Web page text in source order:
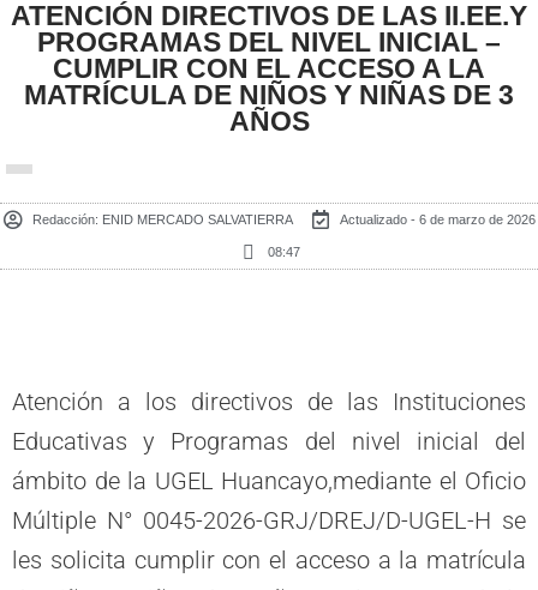
ATENCIÓN DIRECTIVOS DE LAS II.EE.Y
PROGRAMAS DEL NIVEL INICIAL –
CUMPLIR CON EL ACCESO A LA
MATRÍCULA DE NIÑOS Y NIÑAS DE 3
AÑOS
Redacción: ENID MERCADO SALVATIERRA Actualizado - 6 de marzo de 2026
08:47
Atención a los directivos de las Instituciones
Educativas y Programas del nivel inicial del
ámbito de la UGEL Huancayo,mediante el Oficio
Múltiple N° 0045-2026-GRJ/DREJ/D-UGEL-H se
les solicita cumplir con el acceso a la matrícula